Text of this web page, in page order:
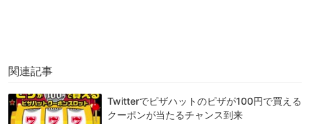
関連記事
Twitterでピザハットのピザが100円で買える
クーポンが当たるチャンス到来